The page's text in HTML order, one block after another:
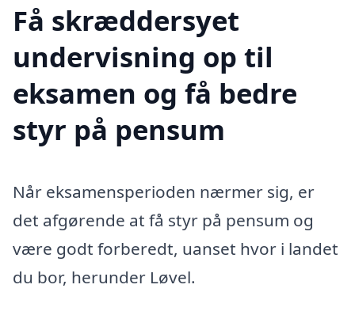
Få skræddersyet
undervisning op til
eksamen og få bedre
styr på pensum
Når eksamensperioden nærmer sig, er
det afgørende at få styr på pensum og
være godt forberedt, uanset hvor i landet
du bor, herunder Løvel.